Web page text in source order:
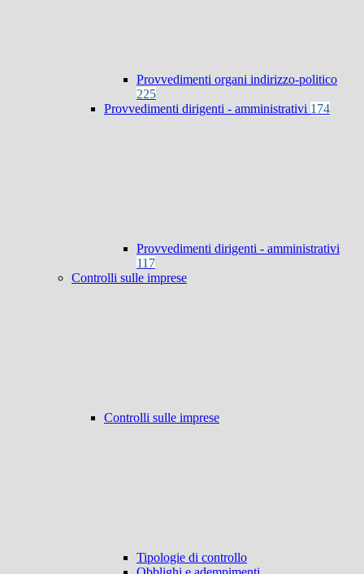
Provvedimenti organi indirizzo-politico
225
Provvedimenti dirigenti - amministrativi 174
Provvedimenti dirigenti - amministrativi
117
Controlli sulle imprese
Controlli sulle imprese
Tipologie di controllo